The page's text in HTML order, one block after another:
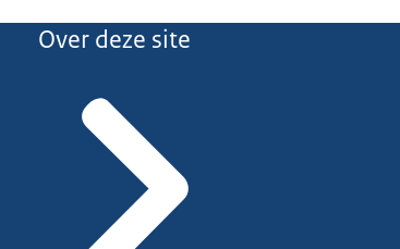
Over deze site